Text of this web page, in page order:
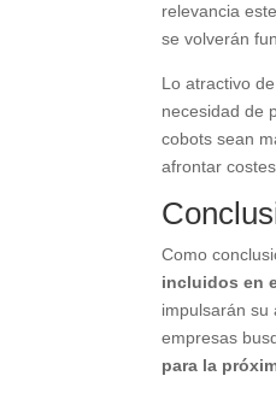
relevancia
se volverán
Lo atractivo
necesidad de
cobots sean
afrontar
Como
incluidos en
impulsarán su
empresas
para la